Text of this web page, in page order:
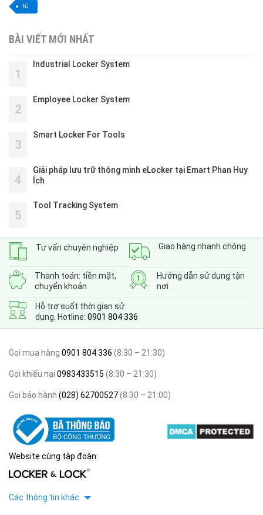
tủ
BÀI VIẾT MỚI NHẤT
1
Industrial Locker System
2
Employee Locker System
3
Smart Locker For Tools
4
Giải pháp lưu trữ thông minh eLocker tại Emart Phan Huy
Ích
5
Tool Tracking System
Tư vấn chuyên nghiệp Giao hàng nhanh chóng
Thanh toán: tiền mặt,
chuyển khoản
Hướng dẫn sử dụng tận
nơi
Hỗ trợ suốt thời gian sử
dụng. Hotline: 0901 804 336
Gọi mua hàng 0901 804 336 (8:30 – 21:30)
Gọi khiếu nại 0983433515 (8:30 – 21:30)
Gọi bảo hành (028) 62700527(8:30 – 21:00)
Website cùng tập đoàn:
Các thông tin khác